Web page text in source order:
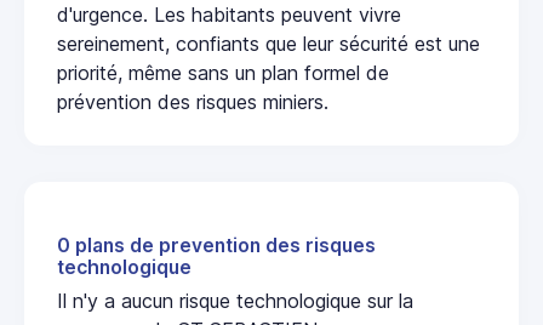
d'urgence. Les habitants peuvent vivre
sereinement, confiants que leur sécurité est une
priorité, même sans un plan formel de
prévention des risques miniers.
0 plans de prevention des risques
technologique
Il n'y a aucun risque technologique sur la